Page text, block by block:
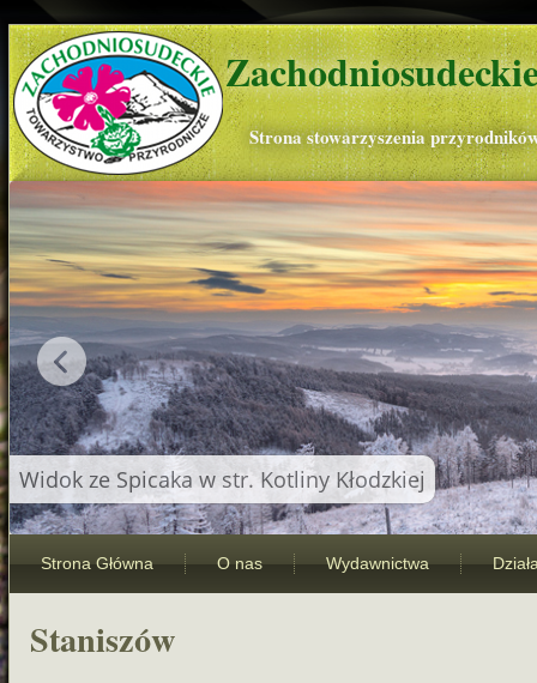
Strona stowarzyszenia
Widok ze Spicaka w str. Kotliny Kłodzkiej
Strona Główna O nas Wydawnictwa
Staniszów